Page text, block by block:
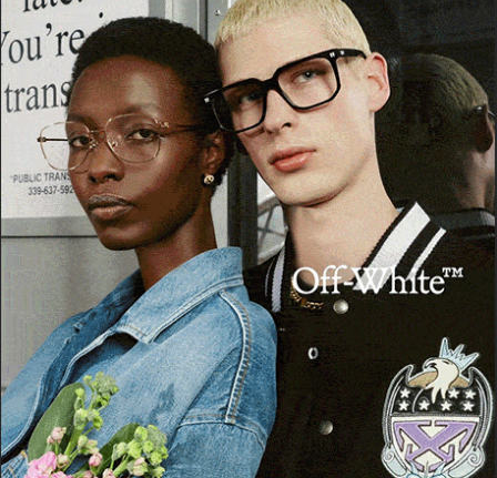
Cerca
Facebook
Threads
Instagram
X YouTube